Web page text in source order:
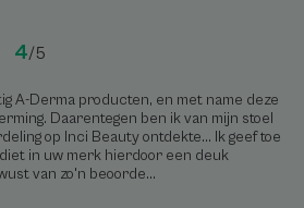
4/5
A-Derma producten, en met name deze
Daarentegen ben ik van mijn stoel
op Inci Beauty ontdekte... Ik geef toe
in uw merk hierdoor een deuk
van zo'n beoorde...